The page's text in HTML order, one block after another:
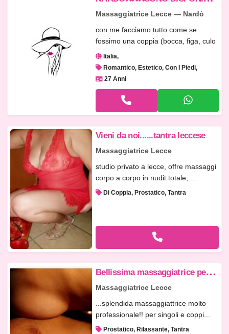
Massaggiatrice Lecce — Nardò
con me facciamo tutto come se
fossimo una coppia (bocca, figa, culo
e ...Italia
Romantico, Estetico, Con I Piedi
27 Anni
Vieni da noi......tantra leccese
Massaggiatrice Lecce
studio privato a lecce, offre massaggi
corpo a corpo in nudit totale, ...
Di Coppia, Prostatico, Tantra
B
ellissima massaggiatrice per i tuoi momenti di relax
Massaggiatrice Lecce
...splendida massaggiattrice molto
professionale!! per singoli e coppi...
Prostatico, Rilassante, Tantra